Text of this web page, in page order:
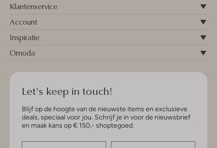
Klantenservice
Account
Inspiratie
Omoda
Let's keep in touch!
Blijf op de hoogte van de nieuwste items en exclusieve
deals, speciaal voor jou. Schrijf je in voor de nieuwsbrief
en maak kans op € 150,- shoptegoed.